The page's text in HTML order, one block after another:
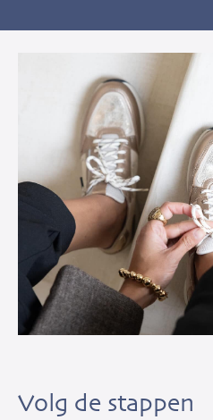
Volg de stappen